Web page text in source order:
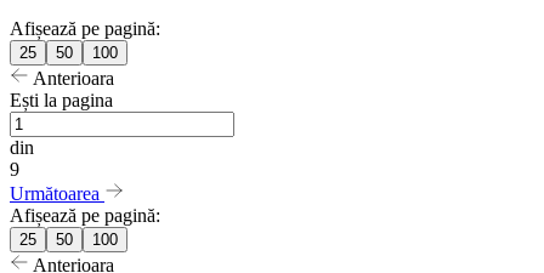
Afișează pe pagină:
25 50 100
Anterioara
Ești la pagina
din
9
Următoarea
Afișează pe pagină:
25 50 100
Anterioara